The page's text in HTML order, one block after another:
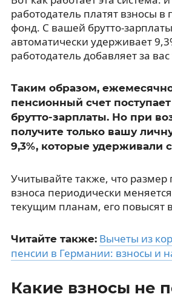
работодатель платят взносы
фонд. С вашей брутто-
автоматически удерживает
работодатель добавляет за
Таким образом,
пенсионный счет
брутто-зарплаты. Но при
получите только вашу
9,3%, которые удерживали
Учитывайте также, что размер
взноса периодически
текущим планам, его повысят
Читайте также: Вычеты из
пенсии в Германии: взносы и
Какие взносы не